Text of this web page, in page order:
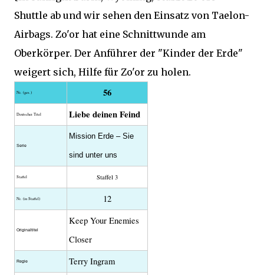
Shuttle ab und wir sehen den Einsatz von Taelon-
Airbags. Zo'or hat eine Schnittwunde am
Oberkörper. Der Anführer der "Kinder der Erde"
weigert sich, Hilfe für Zo'or zu holen.
Nr. (ges.) 56
Deutscher Titel Liebe deinen Feind
Serie
Mission Erde – Sie
sind unter uns
Staffel Staffel 3
Nr. (in Staffel) 12
Original­titel
Keep Your Enemies
Closer
Regie Terry Ingram